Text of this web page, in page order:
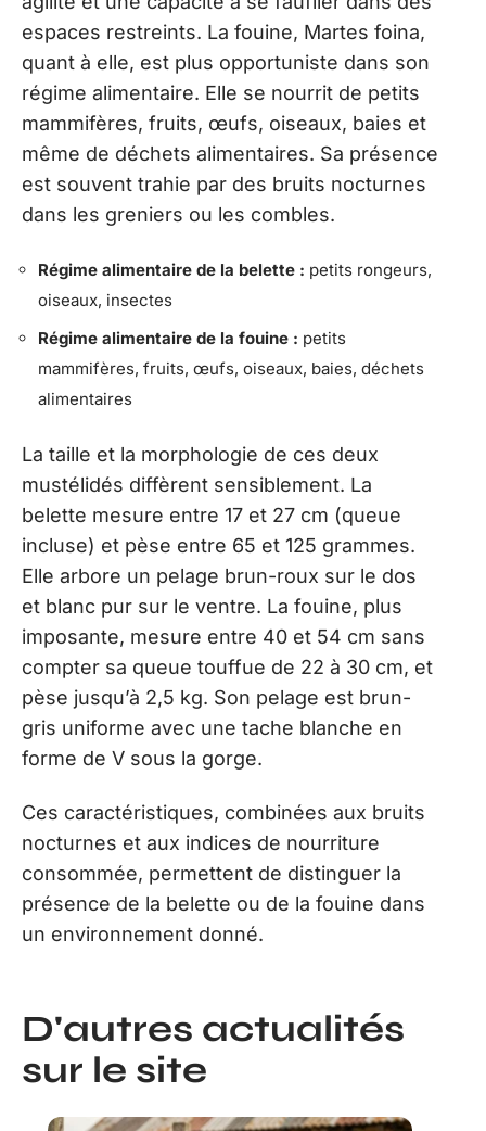
espaces restreints. La fouine, Martes foina,
quant à elle, est plus opportuniste dans son
régime alimentaire. Elle se nourrit de petits
mammifères, fruits, œufs, oiseaux, baies et
même de déchets alimentaires. Sa présence
est souvent trahie par des bruits nocturnes
dans les greniers ou les combles.
Régime alimentaire de la belette : petits rongeurs,
oiseaux, insectes
Régime alimentaire de la fouine : petits
mammifères, fruits, œufs, oiseaux, baies, déchets
alimentaires
La taille et la morphologie de ces deux
mustélidés diffèrent sensiblement. La
belette mesure entre 17 et 27 cm (queue
incluse) et pèse entre 65 et 125 grammes.
Elle arbore un pelage brun-roux sur le dos
et blanc pur sur le ventre. La fouine, plus
imposante, mesure entre 40 et 54 cm sans
compter sa queue touffue de 22 à 30 cm, et
pèse jusqu’à 2,5 kg. Son pelage est brun-
gris uniforme avec une tache blanche en
forme de V sous la gorge.
Ces caractéristiques, combinées aux bruits
nocturnes et aux indices de nourriture
consommée, permettent de distinguer la
présence de la belette ou de la fouine dans
un environnement donné.
D'autres actualités
sur le site